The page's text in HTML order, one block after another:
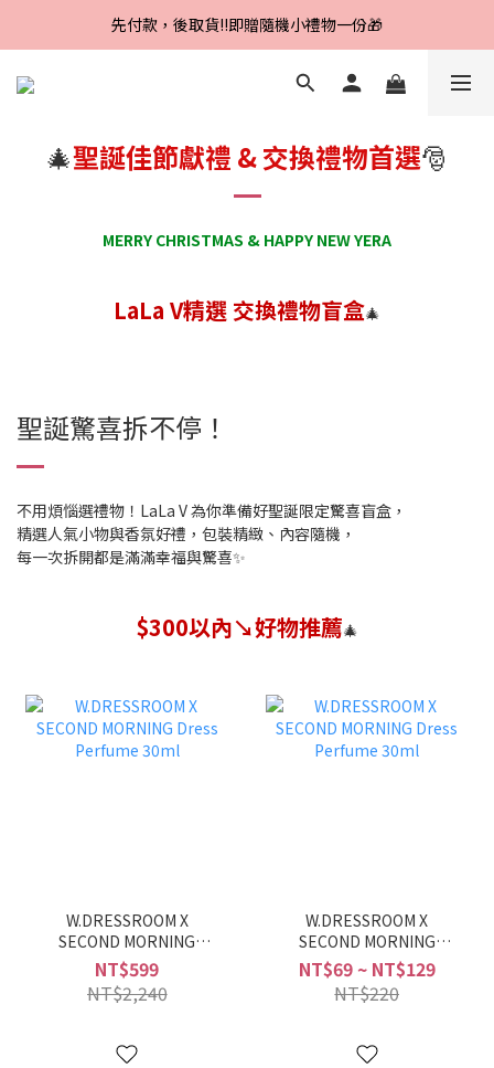
Line好友招募中，首購、回購皆贈100元
先付款，後取貨‼️即贈隨機小禮物一份🎁
Line好友招募中，首購、回購皆贈100元
🎄聖誕佳節獻禮 & 交換禮物首選🎅
MERRY CHRISTMAS & HAPPY NEW YERA
LaLa V精選 交換禮物盲盒🎄
聖誕驚喜拆不停！
不用煩惱選禮物！LaLa V 為你準備好聖誕限定驚喜盲盒，
精選人氣小物與香氛好禮，包裝精緻、內容隨機，
每一次拆開都是滿滿幸福與驚喜✨
$300以內↘好物推薦🎄
W.DRESSROOM X
SECOND MORNING
Dress Perfume 30ml
NT$599
NT$2,240
W.DRESSROOM X
SECOND MORNING
Dress Perfume 30ml
NT$69 ~ NT$129
NT$220